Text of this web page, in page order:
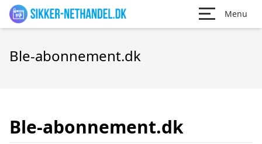
Menu
Ble-abonnement.dk
Ble-abonnement.dk